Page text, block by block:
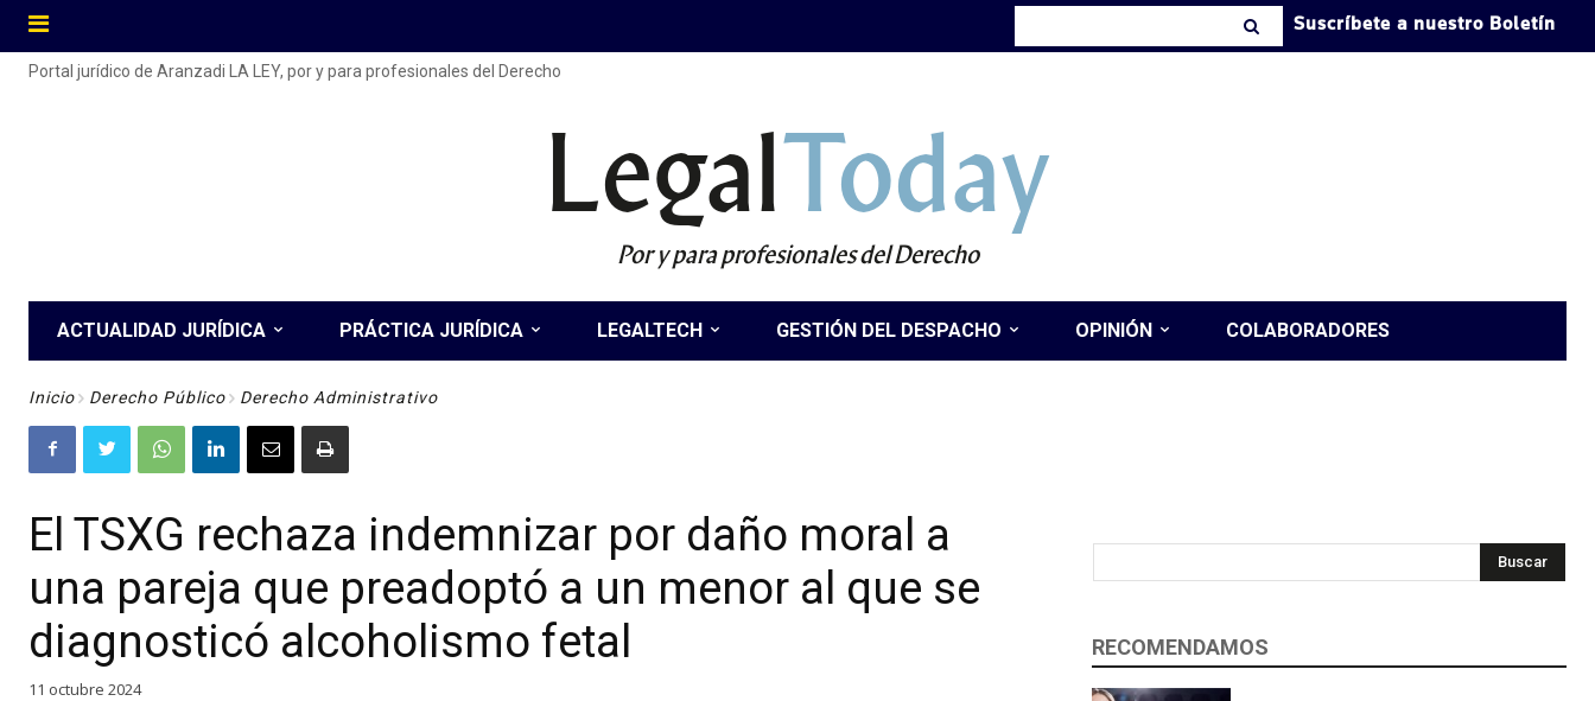
Suscríbete a nuestro Boletín
Portal jurídico de Aranzadi LA LEY, por y para profesionales del Derecho
LegalToday
Por y para profesionales del Derecho
ACTUALIDAD JURÍDICA PRÁCTICA JURÍDICA LEGALTECH GESTIÓN DEL DESPACHO OPINIÓN COLABORADORES
Inicio Derecho Público Derecho Administrativo
El TSXG rechaza indemnizar por daño moral a
una pareja que preadoptó a un menor al que se
diagnosticó alcoholismo fetal
11 octubre 2024
Buscar
RECOMENDAMOS